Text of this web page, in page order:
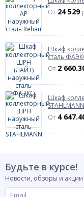
Ширина
Глубина
Высота
Артикул
От 24 529
Шкаф
сталь
От 2
Шкаф
STAHLMANN
От 4
Будьте в курсе!
Новости, обзоры и акции